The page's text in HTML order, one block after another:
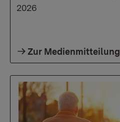
2026
Zur Medienmitteilung